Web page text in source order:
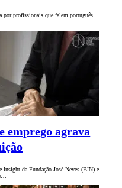
por profissionais que falem português,
emprego agrava
Insight da Fundação José Neves (FJN) e